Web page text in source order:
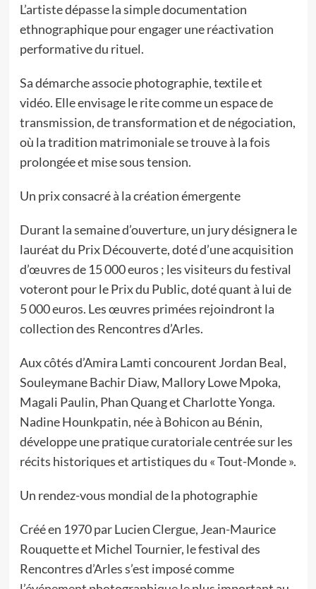
L’artiste dépasse la simple documentation
ethnographique pour engager une réactivation
performative du rituel.
Sa démarche associe photographie, textile et
vidéo. Elle envisage le rite comme un espace de
transmission, de transformation et de négociation,
où la tradition matrimoniale se trouve à la fois
prolongée et mise sous tension.
Un prix consacré à la création émergente
Durant la semaine d’ouverture, un jury désignera le
lauréat du Prix Découverte, doté d’une acquisition
d’œuvres de 15 000 euros ; les visiteurs du festival
voteront pour le Prix du Public, doté quant à lui de
5 000 euros. Les œuvres primées rejoindront la
collection des Rencontres d’Arles.
Aux côtés d’Amira Lamti concourent Jordan Beal,
Souleymane Bachir Diaw, Mallory Lowe Mpoka,
Magali Paulin, Phan Quang et Charlotte Yonga.
Nadine Hounkpatin, née à Bohicon au Bénin,
développe une pratique curatoriale centrée sur les
récits historiques et artistiques du « Tout-Monde ».
Un rendez-vous mondial de la photographie
Créé en 1970 par Lucien Clergue, Jean-Maurice
Rouquette et Michel Tournier, le festival des
Rencontres d’Arles s’est imposé comme